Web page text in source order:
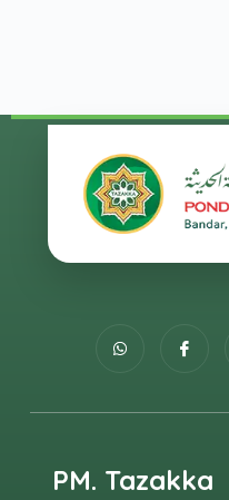
PM. Tazakka